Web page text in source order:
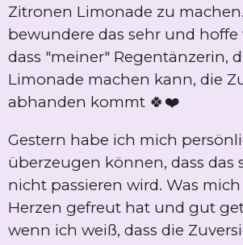
Zitronen Limonade zu
bewundere das sehr und hoffe
dass "meiner" Regentänzerin,
Limonade machen kann, die
abhanden kommt 🍀❤️
Gestern habe ich mich
überzeugen können, dass das
nicht passieren wird. Was
Herzen gefreut hat und gut
wenn ich weiß, dass die